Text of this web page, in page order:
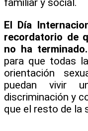
familiar y social.
El Día
recordatorio de
no ha terminado.
para que todas
orientación
puedan vivir
discriminación y
que el resto de la